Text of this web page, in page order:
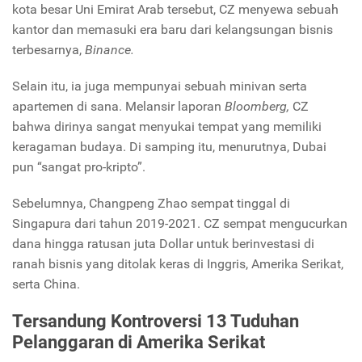
kota besar Uni Emirat Arab tersebut, CZ menyewa sebuah
kantor dan memasuki era baru dari kelangsungan bisnis
terbesarnya, Binance.
Selain itu, ia juga mempunyai sebuah minivan serta
apartemen di sana. Melansir laporan Bloomberg, CZ
bahwa dirinya sangat menyukai tempat yang memiliki
keragaman budaya. Di samping itu, menurutnya, Dubai
pun “sangat pro-kripto”.
Sebelumnya, Changpeng Zhao sempat tinggal di
Singapura dari tahun 2019-2021. CZ sempat mengucurkan
dana hingga ratusan juta Dollar untuk berinvestasi di
ranah bisnis yang ditolak keras di Inggris, Amerika Serikat,
serta China.
Tersandung Kontroversi 13 Tuduhan
Pelanggaran di Amerika Serikat